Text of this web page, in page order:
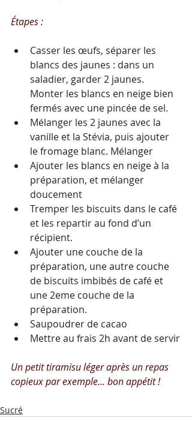
Étapes :
Casser les œufs, séparer les
blancs des jaunes : dans un
saladier, garder 2 jaunes.
Monter les blancs en neige bien
fermés avec une pincée de sel.
Mélanger les 2 jaunes avec la
vanille et la Stévia, puis ajouter
le fromage blanc. Mélanger
Ajouter les blancs en neige à la
préparation, et mélanger
doucement
Tremper les biscuits dans le café
et les repartir au fond d’un
récipient.
Ajouter une couche de la
préparation, une autre couche
de biscuits imbibés de café et
une 2eme couche de la
préparation.
Saupoudrer de cacao
Mettre au frais 2h avant de servir
Un petit tiramisu léger après un repas
copieux par exemple... bon appétit !
Sucré